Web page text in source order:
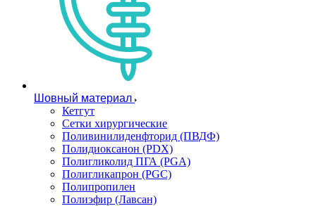
Шовный материал
Кетгут
Сетки хирургические
Поливинилиденфторид (ПВДФ)
Полидиоксанон (PDX)
Полигликолид ПГА (PGA)
Полигликапрон (PGC)
Полипропилен
Полиэфир (Лавсан)